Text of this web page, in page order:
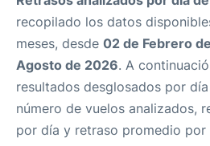
recopilado los datos
meses, desde 02 de Febrero
Agosto de 2026. A
resultados desglosados por
número de vuelos analizados,
por día y retraso promedio por